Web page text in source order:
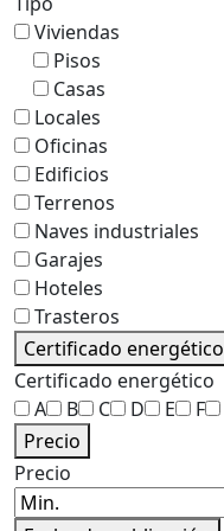
Viviendas
Pisos
Casas
Locales
Oficinas
Edificios
Terrenos
Naves industriales
Garajes
Hoteles
Trasteros
Certificado energético
Certificado energético
A
B C D E F
Precio
Precio